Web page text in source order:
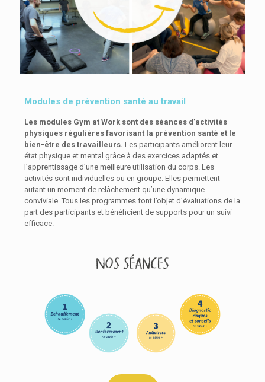
Modules de prévention santé au travail
Les modules Gym at Work sont des séances d’activités
physiques régulières favorisant la prévention santé et le
bien-être des travailleurs. Les participants améliorent leur
état physique et mental grâce à des exercices adaptés et
l’apprentissage d’une meilleure utilisation du corps. Les
activités sont individuelles ou en groupe. Elles permettent
autant un moment de relâchement qu’une dynamique
conviviale. Tous les programmes font l’objet d’évaluations de la
part des participants et bénéficient de supports pour un suivi
efficace.